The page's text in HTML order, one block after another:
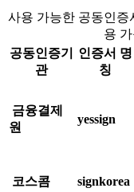
사용 가능한 공동인증
용
공동인증기
관
인증서 명
칭
금융결제
원
yessign
코스콤 signkorea